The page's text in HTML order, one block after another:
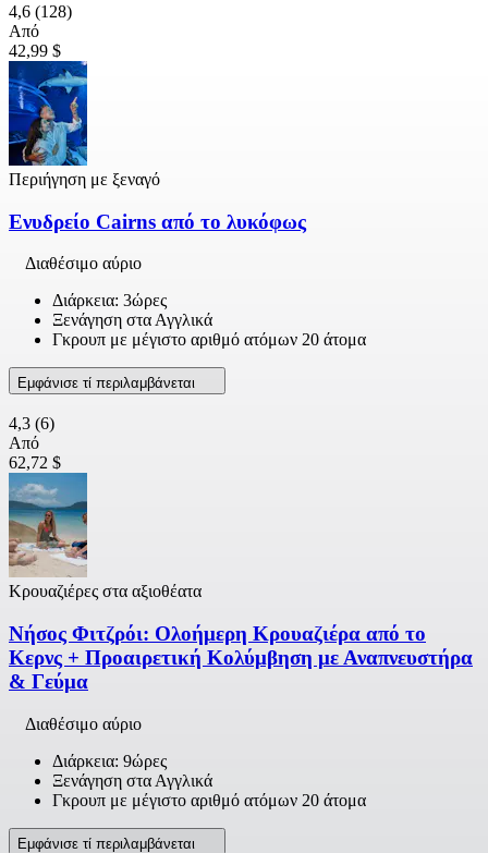
4,6 (128)
Από
42,99 $
Περιήγηση με ξεναγό
Ενυδρείο Cairns από το λυκόφως
Διαθέσιμο αύριο
Διάρκεια: 3ώρες
Ξενάγηση στα Αγγλικά
Γκρουπ με μέγιστο αριθμό ατόμων 20 άτομα
Εμφάνισε τί περιλαμβάνεται
4,3 (6)
Από
62,72 $
Κρουαζιέρες στα αξιοθέατα
Νήσος Φιτζρόι: Ολοήμερη Κρουαζιέρα από το
Κερνς + Προαιρετική Κολύμβηση με Αναπνευστήρα
& Γεύμα
Διαθέσιμο αύριο
Διάρκεια: 9ώρες
Ξενάγηση στα Αγγλικά
Γκρουπ με μέγιστο αριθμό ατόμων 20 άτομα
Εμφάνισε τί περιλαμβάνεται